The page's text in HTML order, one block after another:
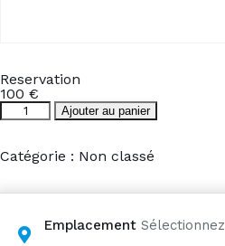
Reservation
100 €
quantité
de
Ajouter au panier
Catégorie : Non classé
Emplacement